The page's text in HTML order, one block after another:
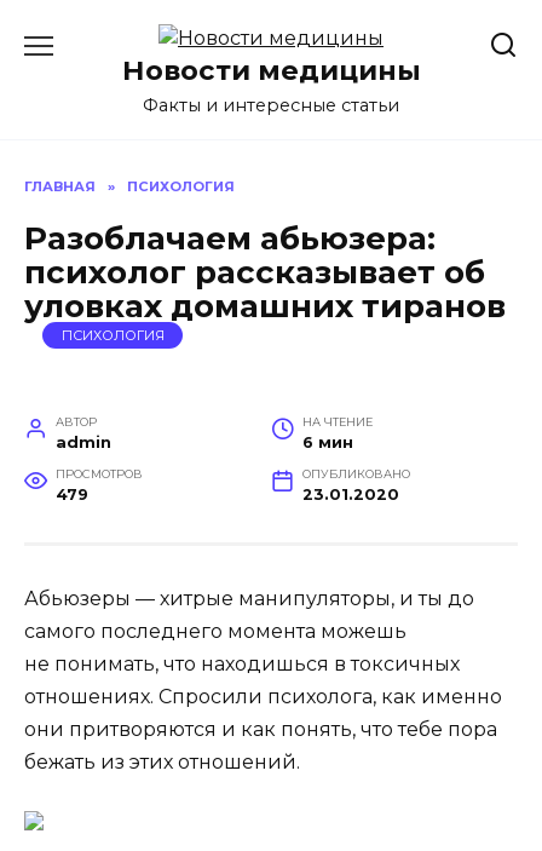
содержаниюНовости медицины
Факты и интересные статьи
ГЛАВНАЯ » ПСИХОЛОГИЯ
Разоблачаем абьюзера:
психолог рассказывает об
уловках домашних тиранов
ПСИХОЛОГИЯ
АВТОР
admin
НА ЧТЕНИЕ
6 мин
ПРОСМОТРОВ
479
ОПУБЛИКОВАНО
23.01.2020
Абьюзеры — хитрые манипуляторы, и ты до
самого последнего момента можешь
не понимать, что находишься в токсичных
отношениях. Спросили психолога, как именно
они притворяются и как понять, что тебе пора
бежать из этих отношений.